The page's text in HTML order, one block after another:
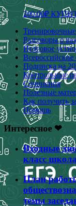
200.00₽
Разговоры о
Итоговое
Подписка на
Контрольные
Сочинения
Полезные
Как получить
Помощь
Интересное ❤
Входные
класс
План
темы